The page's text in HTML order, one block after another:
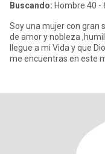
Buscando: Hombre 40 -
Soy una mujer con gran
de amor y nobleza
llegue a mi Vida y que